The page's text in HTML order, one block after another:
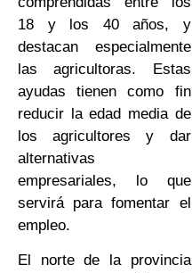
18 y los 40 años, y
destacan especialmente
las agricultoras. Estas
ayudas tienen como fin
reducir la edad media de
los agricultores y dar
alternativas
empresariales, lo que
servirá para fomentar el
empleo.
El norte de la provincia